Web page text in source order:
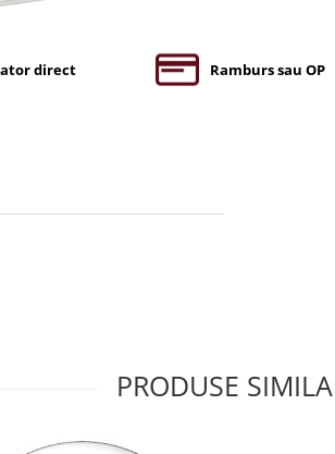
direct Ramburs sau OP
PRODUSE